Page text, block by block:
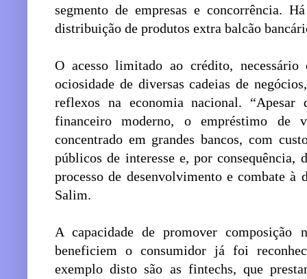
segmento de empresas e concorrência.
distribuição de produtos extra balcão
O acesso limitado ao crédito,
ociosidade de diversas cadeias de
reflexos na economia nacional.
financeiro moderno, o empréstimo de
concentrado em grandes bancos, com
públicos de interesse e, por consequência,
processo de desenvolvimento e combate à
Salim.
A capacidade de promover composição
beneficiem o consumidor já foi
exemplo disto são as fintechs, que